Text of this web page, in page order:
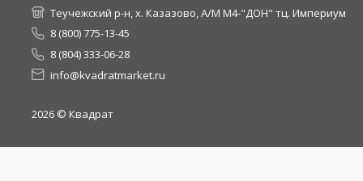
Теучежский р-н, х. Казазово, А/М М4-"ДОН" тц. Империум
8 (800) 775-13-45
8 (804) 333-06-28
info@kvadratmarket.ru
2026 © Квадрат